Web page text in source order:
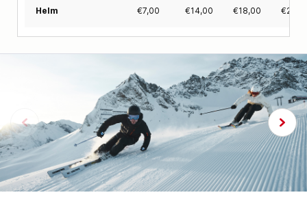
Helm €7,00 €14,00 €18,00 €21,00